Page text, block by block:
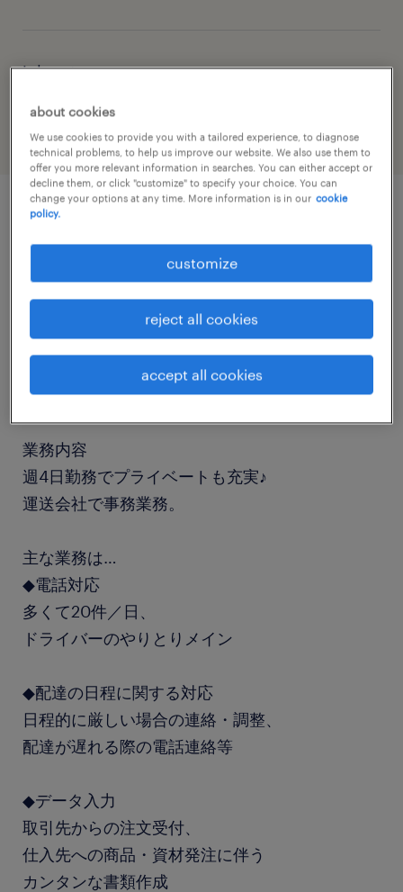
job category
職種
一般事務・OA事務
長期（3ヶ月以上）
業務内容
週4日勤務でプライベートも充実♪
運送会社で事務業務。
主な業務は…
◆電話対応
多くて20件／日、
ドライバーのやりとりメイン
◆配達の日程に関する対応
日程的に厳しい場合の連絡・調整、
配達が遅れる際の電話連絡等
◆データ入力
取引先からの注文受付、
仕入先への商品・資材発注に伴う
カンタンな書類作成
about cookies
We use cookies to provide you with a tailored experience, to diagnose
technical problems, to help us improve our website. We also use them to
offer you more relevant information in searches. You can either accept or
decline them, or click "customize" to specify your choice. You can
change your options at any time. More information is in our cookie
policy.
customize
reject all cookies
accept all cookies